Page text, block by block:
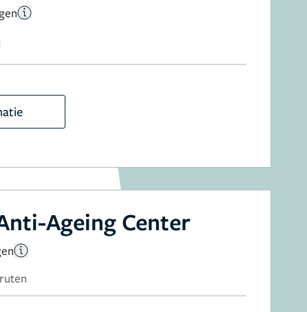
Ageing Center